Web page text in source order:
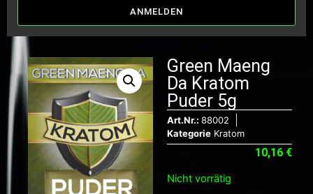
ANMELDEN
Green Maeng
Da Kratom
Puder 5g
Art.Nr.: 88002
Kategorie Kratom
10,16 €
Nicht vorrätig